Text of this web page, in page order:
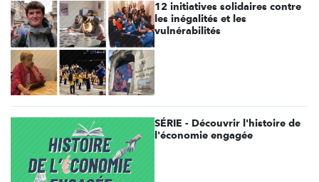
12 initiatives solidaires contre
les inégalités et les
vulnérabilités
SÉRIE - Découvrir l'histoire de
l'économie engagée